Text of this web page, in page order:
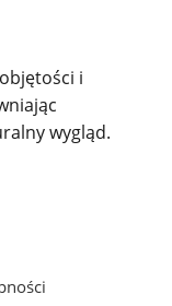
i
wygląd.